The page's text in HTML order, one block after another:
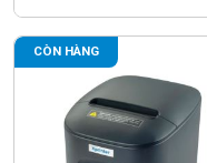
CÒN HÀNG